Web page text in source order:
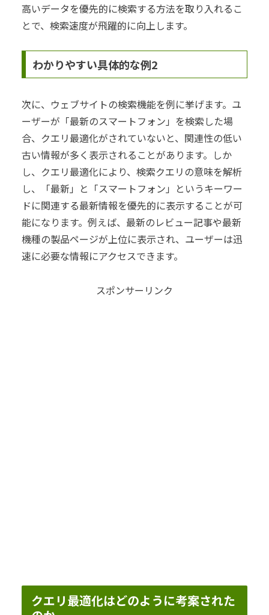
高いデータを優先的に検索する方法を取り入れるこ
とで、検索速度が飛躍的に向上します。
わかりやすい具体的な例2
次に、ウェブサイトの検索機能を例に挙げます。ユ
ーザーが「最新のスマートフォン」を検索した場
合、クエリ最適化がされていないと、関連性の低い
古い情報が多く表示されることがあります。しか
し、クエリ最適化により、検索クエリの意味を解析
し、「最新」と「スマートフォン」というキーワー
ドに関連する最新情報を優先的に表示することが可
能になります。例えば、最新のレビュー記事や最新
機種の製品ページが上位に表示され、ユーザーは迅
速に必要な情報にアクセスできます。
スポンサーリンク
クエリ最適化はどのように考案された